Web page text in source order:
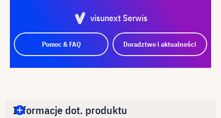
visunext Serwis
Pomoc & FAQ Doradztwo i aktualności
Informacje dot. produktu